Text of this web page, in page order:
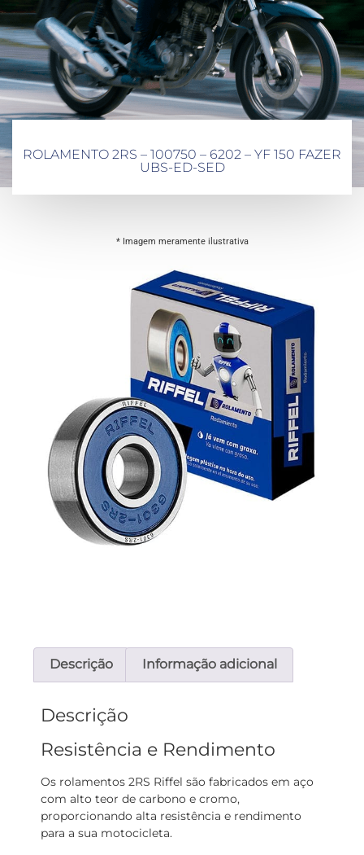
ROLAMENTO 2RS – 100750 – 6202 – YF 150 FAZER
UBS-ED-SED
Descrição Informação adicional
Descrição
Resistência e Rendimento
Os rolamentos 2RS Riffel são fabricados em aço
com alto teor de carbono e cromo,
proporcionando alta resistência e rendimento
para a sua motocicleta.
* Imagem meramente ilustrativa